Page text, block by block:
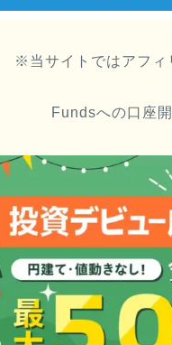
※当サイトではアフィ
Fundsへの口座